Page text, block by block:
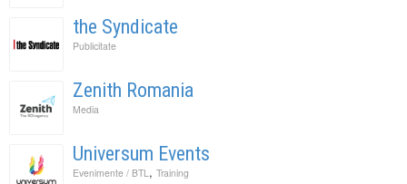
the Syndicate
Publicitate
Zenith Romania
Media
Universum Events
Evenimente / BTL, Training